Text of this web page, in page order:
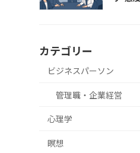
カテゴリー
ビジネスパーソン
管理職・企業経営
心理学
瞑想